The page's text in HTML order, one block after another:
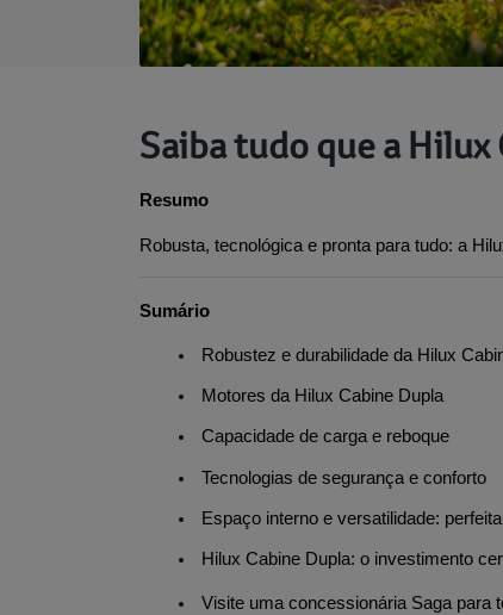
Saiba tudo que a
Resumo
Robusta, tecnológica e pronta para tudo: a
Sumário
Robustez e durabilidade da Hilux
Motores da Hilux Cabine Dupla
Capacidade de carga e reboque
Tecnologias de segurança e conforto
Espaço interno e versatilidade:
Hilux Cabine Dupla: o investimento
Visite uma concessionária Saga para